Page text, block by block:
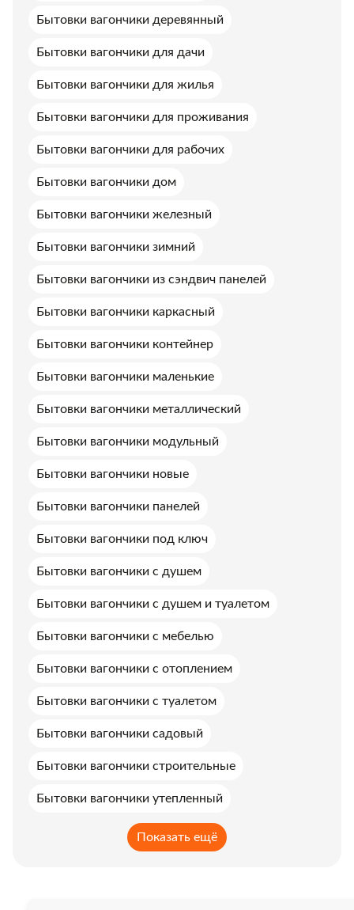
Бытовки вагончики деревянный
Бытовки вагончики для дачи
Бытовки вагончики для жилья
Бытовки вагончики для проживания
Бытовки вагончики для рабочих
Бытовки вагончики дом
Бытовки вагончики железный
Бытовки вагончики зимний
Бытовки вагончики из сэндвич панелей
Бытовки вагончики каркасный
Бытовки вагончики контейнер
Бытовки вагончики маленькие
Бытовки вагончики металлический
Бытовки вагончики модульный
Бытовки вагончики новые
Бытовки вагончики панелей
Бытовки вагончики под ключ
Бытовки вагончики с душем
Бытовки вагончики с душем и туалетом
Бытовки вагончики с мебелью
Бытовки вагончики с отоплением
Бытовки вагончики с туалетом
Бытовки вагончики садовый
Бытовки вагончики строительные
Бытовки вагончики утепленный
Показать ещё